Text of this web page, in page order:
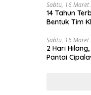
Sabtu, 16
14 Tahun
Bentuk Tim
Sabtu, 16
2 Hari
Pantai